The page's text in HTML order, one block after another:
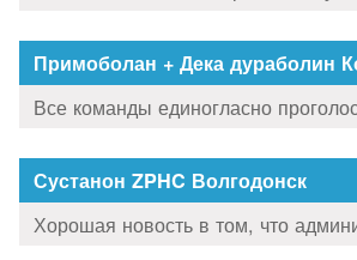
Примоболан + Дека дураболин
Все команды единогласно
Сустанон ZPHC Волгодонск
Хорошая новость в том, что